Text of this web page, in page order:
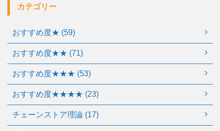
カテゴリー
おすすめ度★ (59)
おすすめ度★★ (71)
おすすめ度★★★ (53)
おすすめ度★★★★ (23)
チェーンストア理論 (17)